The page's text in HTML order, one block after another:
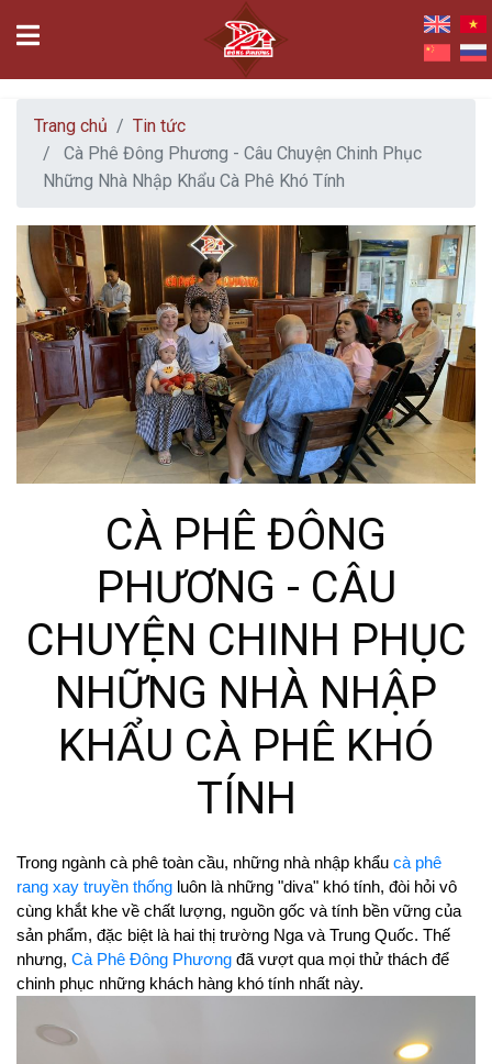
Trang chủ
Tin tức
Cà Phê Đông Phương - Câu Chuyện Chinh Phục
Những Nhà Nhập Khẩu Cà Phê Khó Tính
CÀ PHÊ ĐÔNG
PHƯƠNG - CÂU
CHUYỆN CHINH PHỤC
NHỮNG NHÀ NHẬP
KHẨU CÀ PHÊ KHÓ
TÍNH
Trong ngành cà phê toàn cầu, những nhà nhập khẩu cà phê
rang xay truyền thống luôn là những "diva" khó tính, đòi hỏi vô
cùng khắt khe về chất lượng, nguồn gốc và tính bền vững của
sản phẩm, đặc biệt là hai thị trường Nga và Trung Quốc. Thế
nhưng, Cà Phê Đông Phương đã vượt qua mọi thử thách để
chinh phục những khách hàng khó tính nhất này.